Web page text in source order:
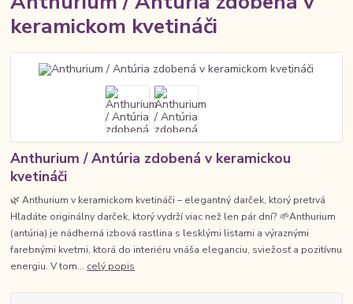
keramickom kvetináči
Anthurium / Antúria zdobená v keramickou
kvetináči
🌿 Anthurium v keramickom kvetináči – elegantný darček, ktorý pretrvá
Hľadáte originálny darček, ktorý vydrží viac než len pár dní? 🌱Anthurium
(antúria) je nádherná izbová rastlina s lesklými listami a výraznými
farebnými kvetmi, ktorá do interiéru vnáša eleganciu, sviežosť a pozitívnu
energiu. V tom... celý popis